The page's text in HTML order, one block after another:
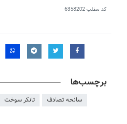
کد مطلب6358202
برچسب‌ها
سانحه تصادف تانکر سوخت
روزنامه‌های ورزشی شنبه ۱۷ مرداد